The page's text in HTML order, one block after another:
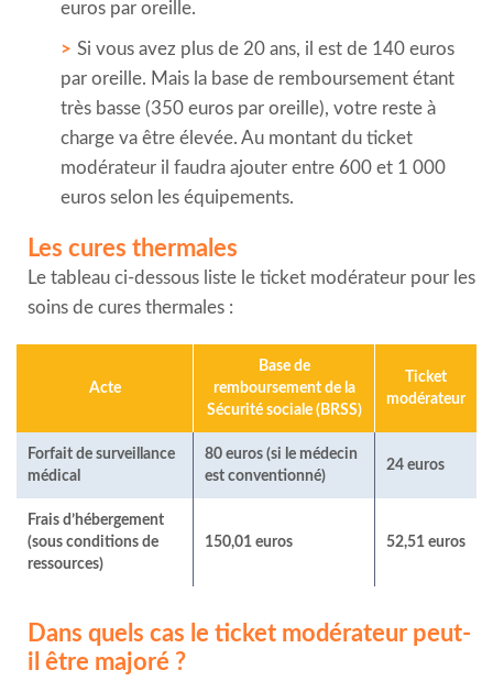
euros par oreille.
Si vous avez plus de 20 ans, il est de 140 euros
par oreille. Mais la base de remboursement étant
très basse (350 euros par oreille), votre reste à
charge va être élevée. Au montant du ticket
modérateur il faudra ajouter entre 600 et 1 000
euros selon les équipements.
Les cures thermales
Le tableau ci-dessous liste le ticket modérateur pour les
soins de cures thermales :
Acte
Base de
remboursement de la
Sécurité sociale (BRSS)
Ticket
modérateur
Forfait de surveillance
médical
80 euros (si le médecin
est conventionné)
24 euros
Frais d’hébergement
(sous conditions de
ressources)
150,01 euros 52,51 euros
Dans quels cas le ticket modérateur peut-
il être majoré ?